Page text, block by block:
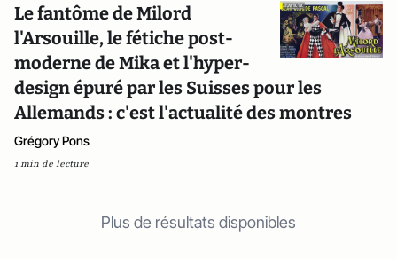
Le fantôme de Milord
l'Arsouille, le fétiche post-
moderne de Mika et l'hyper-
design épuré par les Suisses pour les
Allemands : c'est l'actualité des montres
Grégory Pons
1 min de lecture
Plus de résultats disponibles